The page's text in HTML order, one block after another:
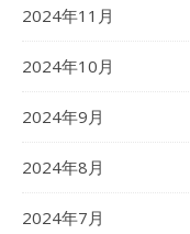
2024年11月
2024年10月
2024年9月
2024年8月
2024年7月